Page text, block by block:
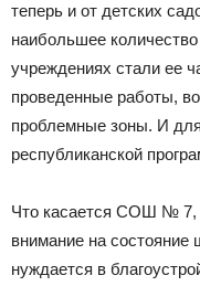
теперь и от детских
наибольшее
учреждениях стали ее
проведенные работы,
проблемные зоны. И
республиканской
Что касается СОШ № 7,
внимание на состояние
нуждается в